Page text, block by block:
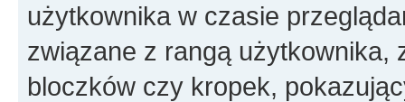
użytkownika w czasie
związane z rangą użytkownika,
bloczków czy kropek,